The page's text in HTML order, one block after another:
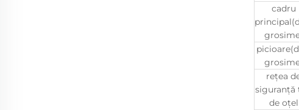
cadru
rețea
siguranță
de oțel